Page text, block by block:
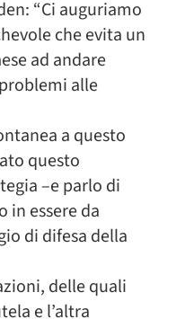
“Ci auguriamo
che evita un
ad andare
alle
a questo
questo
–e parlo di
in essere da
di difesa della
delle quali
e l’altra